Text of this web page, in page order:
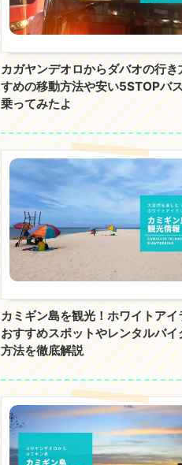
カガヤンデオロからダバオの行
すめの移動方法や安い5STOPバ
乗ってみたよ
カミギン島を観光！ホワイトアイ
おすすめスポットやレンタルバイ
方法を徹底解説